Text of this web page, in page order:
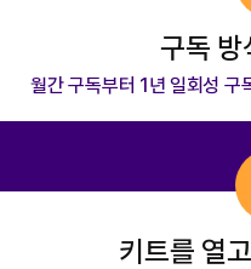
구독 방
월간 구독부터 1년 일회성 구
키트를 열